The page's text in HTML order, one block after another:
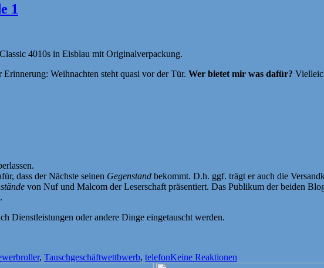
1
4010s in Eisblau mit Originalverpackung.
Erinnerung: Weihnachten steht quasi vor der Tür. Wer bietet mir was dafür?
dass der Nächste seinen Gegenstand bekommt. D.h. ggf. trägt er auch die
von Nuf und Malcom der Leserschaft präsentiert. Das Publikum der beiden
Dienstleistungen oder andere Dinge eingetauscht werden.
Schlagwörter
roller, Tauschgeschäftwettbwerb, telefonKeine Reaktionen